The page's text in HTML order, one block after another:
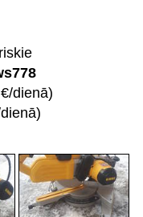
dienā)